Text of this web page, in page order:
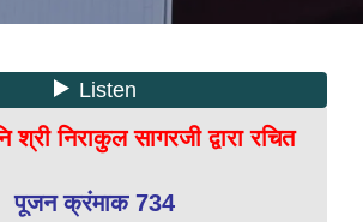
श्री निराकुल सागरजी द्वारा रचित
पूजन क्रंमाक 734